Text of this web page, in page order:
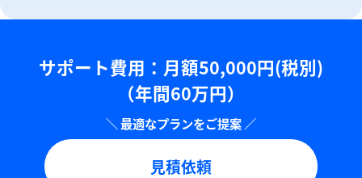
サポート費用：⽉額50,000円(税別)
（年間60万円）
見積依頼